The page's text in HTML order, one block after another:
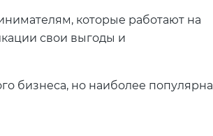
которые работают на
свои выгоды и
бизнеса, но наиболее популярна